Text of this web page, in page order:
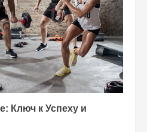
Ключ к Успеху и